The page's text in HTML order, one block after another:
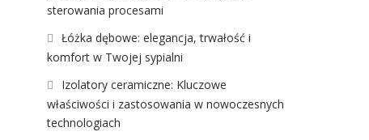
sterowania procesami
Łóżka dębowe: elegancja, trwałość i
komfort w Twojej sypialni
Izolatory ceramiczne: Kluczowe
właściwości i zastosowania w nowoczesnych
technologiach